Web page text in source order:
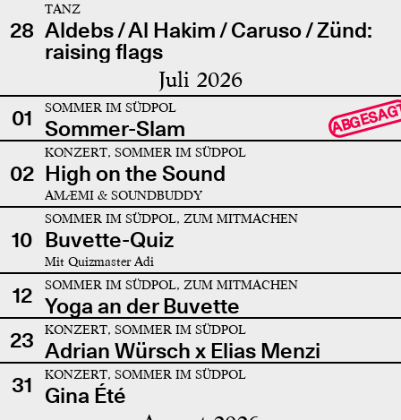
28
TANZ
Aldebs / Al Hakim / Caruso / Zünd:
raising flags
Juli 2026
01 SOMMER IM SÜDPOL
Sommer-Slam
02
KONZERT, SOMMER IM SÜDPOL
High on the Sound
AMÆMI & SOUNDBUDDY
10
SOMMER IM SÜDPOL, ZUM MITMACHEN
Buvette-Quiz
Mit Quizmaster Adi
12 SOMMER IM SÜDPOL, ZUM MITMACHEN
Yoga an der Buvette
23
KONZERT, SOMMER IM SÜDPOL
Adrian Würsch x Elias Menzi
31
KONZERT, SOMMER IM SÜDPOL
Gina Été